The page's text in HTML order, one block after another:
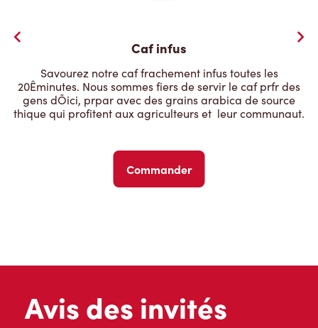
Caf infus
Savourez notre caf frachement infus toutes les
20Êminutes. Nous sommes fiers de servir le caf prfr des
gens dÕici, prpar avec des grains arabica de source
thique qui profitent aux agriculteurs et  leur communaut.
Commander
Avis des invités